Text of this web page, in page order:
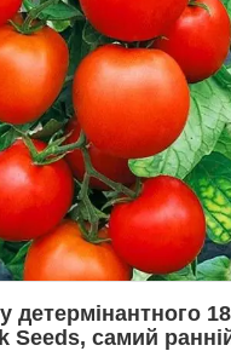
детермінантного
Seeds, самий ранній